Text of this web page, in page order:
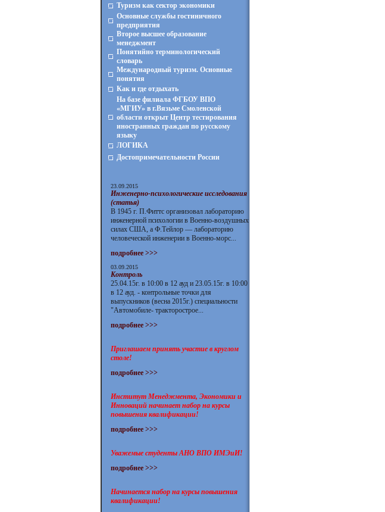
Туризм как сектор экономики
Основные службы гостиничного
предприятия
Второе высшее образование
менеджмент
Понятийно терминологический
словарь
Международный туризм. Основные
понятия
Как и где отдыхать
На базе филиала ФГБОУ ВПО
«МГИУ» в г.Вязьме Смоленской
области открыт Центр тестирования
иностранных граждан по русскому
языку
ЛОГИКА
Достопримечательности России
23.09.2015
Инженерно-психологические исследования
(статья)
В 1945 г. П.Фиттс организовал лабораторию
инженерной психологии в Военно-воздушных
силах США, а Ф.Тейлор — лабораторию
человеческой инженерии в Военно-морс...
подробнее >>>
03.09.2015
Контроль
25.04.15г. в 10:00 в 12 ауд и 23.05.15г. в 10:00
в 12 ауд. - контрольные точки для
выпускников (весна 2015г.) специальности
"Автомобиле- тракторострое...
подробнее >>>
Приглашаем принять участие в круглом
столе!
подробнее >>>
Институт Менеджмента, Экономики и
Инноваций начинает набор на курсы
повышения квалификации!
подробнее >>>
Уважемые студенты АНО ВПО ИМЭиИ!
подробнее >>>
Начинается набор на курсы повышения
квалификации!